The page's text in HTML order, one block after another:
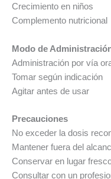
Crecimiento en niños
Complemento nutricional
Modo de
Administración por vía
Tomar según indicación
Agitar antes de usar
Precauciones
No exceder la dosis
Mantener fuera del
Conservar en lugar
Consultar con un